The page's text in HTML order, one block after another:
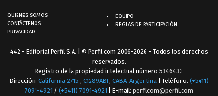
QUIENES SOMOS
CONTÁCTENOS
PRIVACIDAD
EQUIPO
REGLAS DE PARTICIPACIÓN
442 - Editorial Perfil S.A. | © Perfil.com 2006-2026 - Todos los derechos
reservados.
Registro de la propiedad intelectual número 5346433
Dirección: California 2715 , C1289ABI , CABA, Argentina | Teléfono: (+5411)
7091-4921 / (+5411) 7091-4921 | E-mail: perfilcom@perfil.com